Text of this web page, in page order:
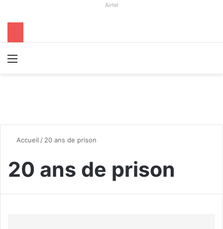
Airtel
Accueil / 20 ans de prison
20 ans de prison